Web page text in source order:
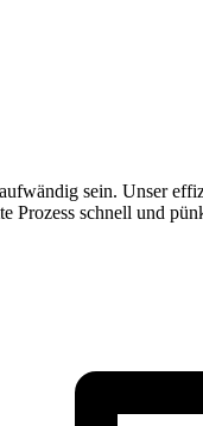
sein. Unser
Prozess schnell und